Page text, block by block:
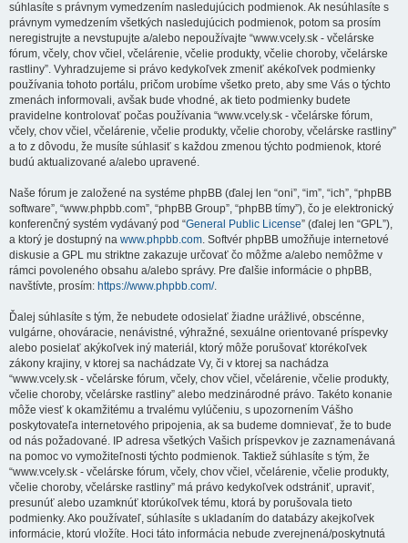
súhlasíte s právnym vymedzením nasledujúcich podmienok. Ak nesúhlasíte s
právnym vymedzením všetkých nasledujúcich podmienok, potom sa prosím
neregistrujte a nevstupujte a/alebo nepoužívajte “www.vcely.sk - včelárske
fórum, včely, chov včiel, včelárenie, včelie produkty, včelie choroby, včelárske
rastliny”. Vyhradzujeme si právo kedykoľvek zmeniť akékoľvek podmienky
používania tohoto portálu, pričom urobíme všetko preto, aby sme Vás o týchto
zmenách informovali, avšak bude vhodné, ak tieto podmienky budete
pravidelne kontrolovať počas používania “www.vcely.sk - včelárske fórum,
včely, chov včiel, včelárenie, včelie produkty, včelie choroby, včelárske rastliny”
a to z dôvodu, že musíte súhlasiť s každou zmenou týchto podmienok, ktoré
budú aktualizované a/alebo upravené.
Naše fórum je založené na systéme phpBB (ďalej len “oni”, “im”, “ich”, “phpBB
software”, “www.phpbb.com”, “phpBB Group”, “phpBB tímy”), čo je elektronický
konferenčný systém vydávaný pod “General Public License” (ďalej len “GPL”),
a ktorý je dostupný na www.phpbb.com. Softvér phpBB umožňuje internetové
diskusie a GPL mu striktne zakazuje určovať čo môžme a/alebo nemôžme v
rámci povoleného obsahu a/alebo správy. Pre ďalšie informácie o phpBB,
navštívte, prosím: https://www.phpbb.com/.
Ďalej súhlasíte s tým, že nebudete odosielať žiadne urážlivé, obscénne,
vulgárne, ohováracie, nenávistné, výhražné, sexuálne orientované príspevky
alebo posielať akýkoľvek iný materiál, ktorý môže porušovať ktorékoľvek
zákony krajiny, v ktorej sa nachádzate Vy, či v ktorej sa nachádza
“www.vcely.sk - včelárske fórum, včely, chov včiel, včelárenie, včelie produkty,
včelie choroby, včelárske rastliny” alebo medzinárodné právo. Takéto konanie
môže viesť k okamžitému a trvalému vylúčeniu, s upozornením Vášho
poskytovateľa internetového pripojenia, ak sa budeme domnievať, že to bude
od nás požadované. IP adresa všetkých Vašich príspevkov je zaznamenávaná
na pomoc vo vymožiteľnosti týchto podmienok. Taktiež súhlasíte s tým, že
“www.vcely.sk - včelárske fórum, včely, chov včiel, včelárenie, včelie produkty,
včelie choroby, včelárske rastliny” má právo kedykoľvek odstrániť, upraviť,
presunúť alebo uzamknúť ktorúkoľvek tému, ktorá by porušovala tieto
podmienky. Ako používateľ, súhlasíte s ukladaním do databázy akejkoľvek
informácie, ktorú vložíte. Hoci táto informácia nebude zverejnená/poskytnutá